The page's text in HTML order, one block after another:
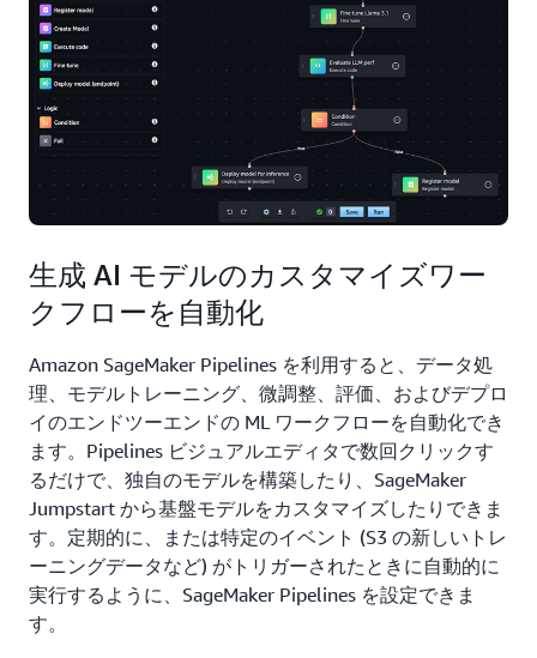
生成 AI モデルのカスタマイズワー
クフローを自動化
Amazon SageMaker Pipelines を利用すると、データ処
理、モデルトレーニング、微調整、評価、およびデプロ
イのエンドツーエンドの ML ワークフローを自動化でき
ます。Pipelines ビジュアルエディタで数回クリックす
るだけで、独自のモデルを構築したり、SageMaker
Jumpstart から基盤モデルをカスタマイズしたりできま
す。定期的に、または特定のイベント (S3 の新しいトレ
ーニングデータなど) がトリガーされたときに自動的に
実行するように、SageMaker Pipelines を設定できま
す。